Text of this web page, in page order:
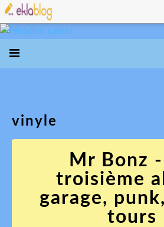
vinyle
Mr Bonz
troisième
garage,
tours